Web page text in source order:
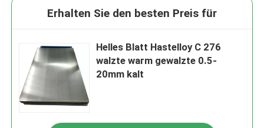
Erhalten Sie den besten Preis für
Helles Blatt Hastelloy C 276
walzte warm gewalzte 0.5-
20mm kalt